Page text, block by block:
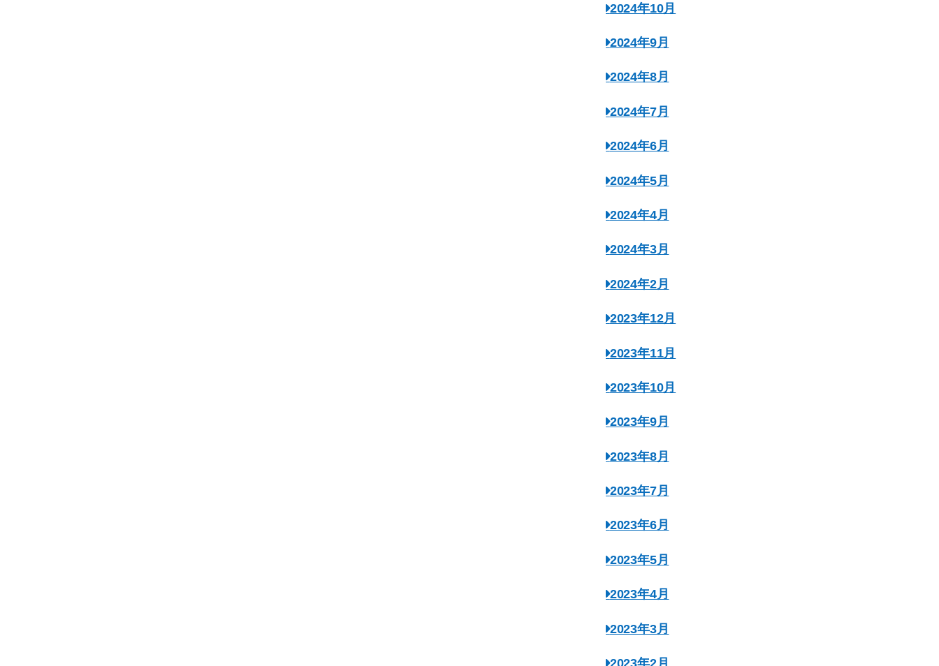
2024年10月
2024年9月
2024年8月
2024年7月
2024年6月
2024年5月
2024年4月
2024年3月
2024年2月
2023年12月
2023年11月
2023年10月
2023年9月
2023年8月
2023年7月
2023年6月
2023年5月
2023年4月
2023年3月